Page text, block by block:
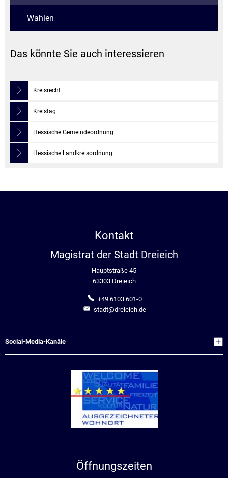
Wahlen
Das könnte Sie auch interessieren
Kreisrecht
Kreistag
Hessische Gemeindeordnung
Hessische Landkreisordnung
Kontakt
Magistrat der Stadt Dreieich
Hauptstraße 45
63303 Dreieich
+49 6103 601-0
stadt@dreieich.de
Social-Media-Kanäle
Öffnungszeiten